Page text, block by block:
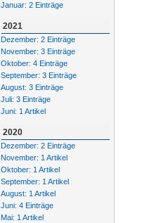
Januar: 2 Einträge
2021
Dezember: 2 Einträge
November: 3 Einträge
Oktober: 4 Einträge
September: 3 Einträge
August: 3 Einträge
Juli: 3 Einträge
Juni: 1 Artikel
2020
Dezember: 2 Einträge
November: 1 Artikel
Oktober: 1 Artikel
September: 1 Artikel
August: 1 Artikel
Juni: 4 Einträge
Mai: 1 Artikel